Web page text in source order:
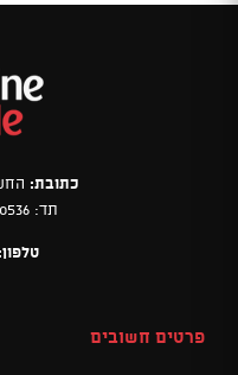
כתובת:
תד: 20536 מיקוד: 6713308
טלפון:
פרטים חשובים